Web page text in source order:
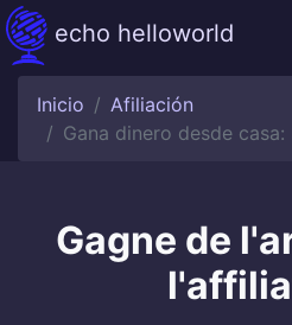
echo helloworld
Inicio
Afiliación
Gana dinero desde
Gagne de